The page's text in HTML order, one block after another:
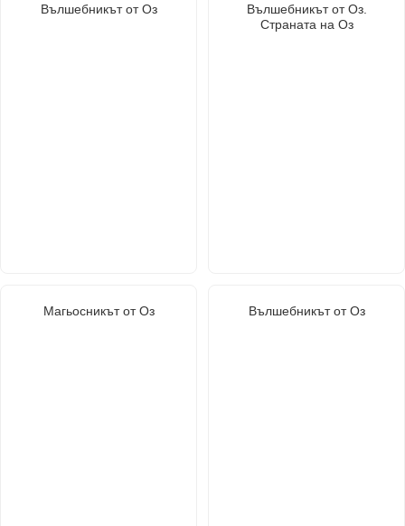
Вълшебникът от Оз
Вълшебникът от Оз.
Страната на Оз
Магьосникът от Оз Вълшебникът от Оз